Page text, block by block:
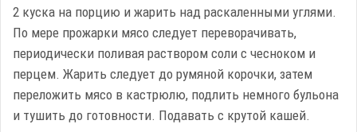
2 куска на порцию и жарить над раскаленными углями.
По мере прожарки мясо следует переворачивать,
периодически поливая раствором соли с чесноком и
перцем. Жарить следует до румяной корочки, затем
переложить мясо в кастрюлю, подлить немного бульона
и тушить до готовности. Подавать с крутой кашей.